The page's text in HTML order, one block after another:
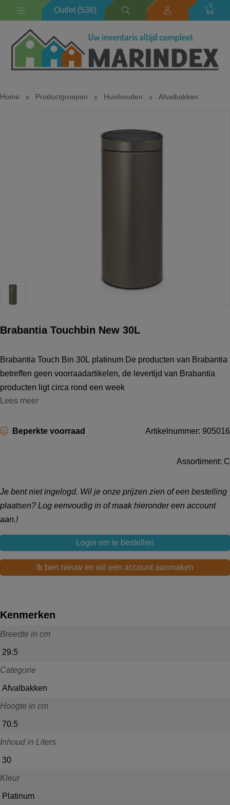
Outlet (536) 0
Home Productgroepen Huishouden Afvalbakken
Brabantia Touchbin New 30L
Brabantia Touch Bin 30L platinum De producten van Brabantia
betreffen geen voorraadartikelen, de levertijd van Brabantia
producten ligt circa rond een week
Lees meer
Beperkte voorraad Artikelnummer: 905016
Assortiment: C
Je bent niet ingelogd. Wil je onze prijzen zien of een bestelling
plaatsen? Log eenvoudig in of maak hieronder een account
aan.!
Login om te bestellen
Ik ben nieuw en wil een account aanmaken
Kenmerken
Breedte in cm
29.5
Categorie
Afvalbakken
Hoogte in cm
70.5
Inhoud in Liters
30
Kleur
Platinum